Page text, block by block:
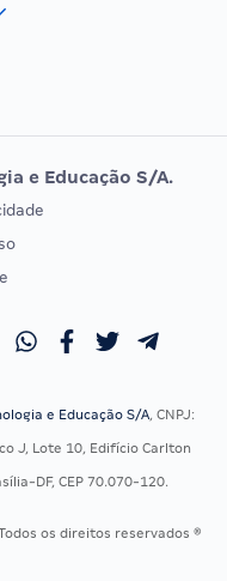
DE ORDEM
OAB
e Educação S/A.
e Educação S/A, CNPJ:
J, Lote 10, Edifício Carlton
DF, CEP 70.070-120.
os direitos reservados ®